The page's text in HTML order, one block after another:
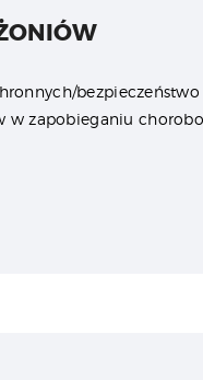
w zapobieganiu